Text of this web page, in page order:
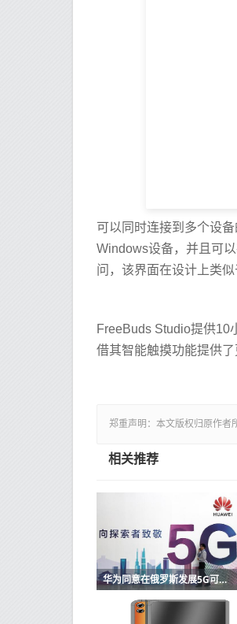
可以同时连接到多个设
Windows设备，并且可
问，该界面在设计上类
FreeBuds Studio提供10
借其智能触摸功能提供
郑重声明：本文版权归原作者
相关推荐
华为同意在俄罗斯发展5G可以在具有电信MTS的下一代蜂窝网络上运行